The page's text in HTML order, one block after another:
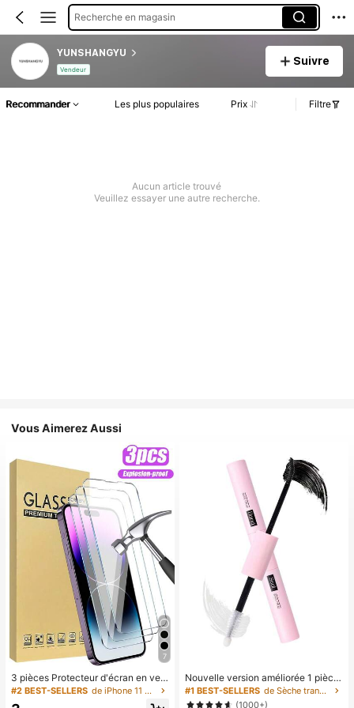
Recherche en magasin
YUNSHANGYU
Vendeur
Suivre
Recommander Les plus populaires Prix Filtre
Aucun article trouvé
Veuillez essayer une autre recherche.
Vous Aimerez Aussi
7
3 pièces Protecteur d'écran en verr
e trempé compatible avec 17/16/16
#2 BEST-SELLERS de iPhone 11 Pro Protections d'écran de téléphone
Nouvelle version améliorée 1 pièce
5ml+5ml Colle à cils, adhésif à cils
double embout imperméable, renfor
#1 BEST-SELLERS
de Sèche transparent Colles et adhésifs pour faux
(1000+)